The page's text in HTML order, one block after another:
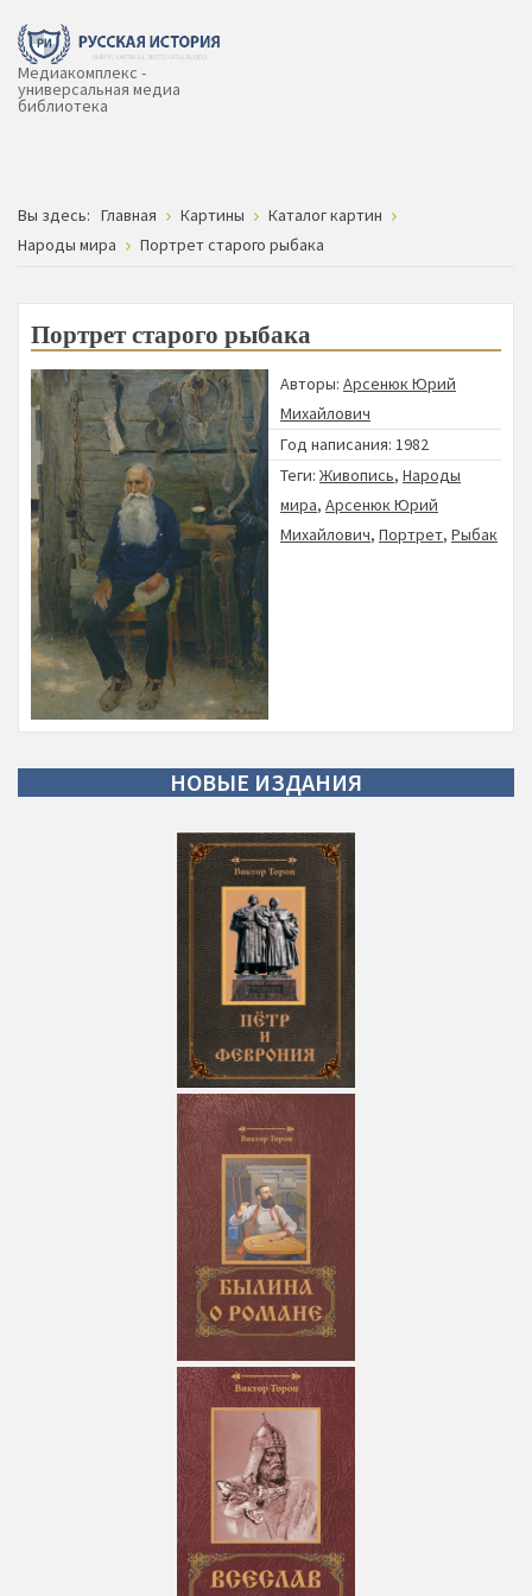
Медиакомплекс -
универсальная медиа
библиотека
Вы здесь: Главная Картины
Каталог картин
Народы мира
Портрет старого рыбака
Портрет старого рыбака
Авторы: Арсенюк Юрий
Михайлович
Год написания: 1982
Теги: Живопись, Народы
мира, Арсенюк Юрий
Михайлович, Портрет, Рыбак
НОВЫЕ ИЗДАНИЯ